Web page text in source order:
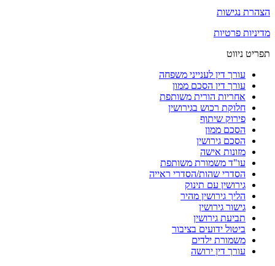
הצהרת נגישות
מדיניות פרטיות
תפריט ניווט
עורך דין לענייני משפחה
עורך דין הסכם ממון
אחריות הורית משותפת
חלוקת רכוש בגירושין
פירוק שיתוף
הסכם ממון
הסכם גירושין
מזונות אישה
עו"ד משמורת משותפת
הסדרי שהות/הסדרי ראייה
גירושין עם תינוק
הליך גירושין מהיר
גישור גירושין
תביעת גירושין
ביטול ידועים בציבור
משמורת ילדים
עורך דין ירושה